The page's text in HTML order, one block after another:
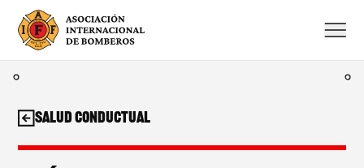
Saltar
contenido
Salud conductual